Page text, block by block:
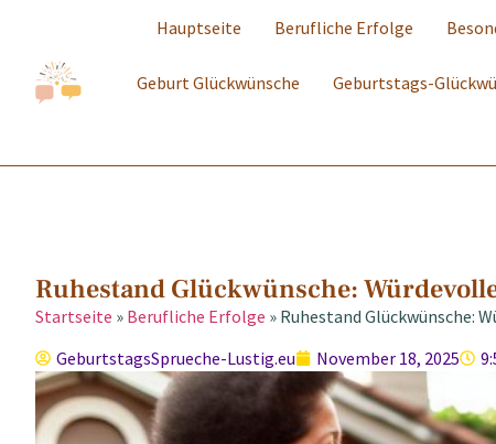
Hauptseite Berufliche Erfolge
Geburt Glückwünsche Geburtstags-
Ruhestand Glückwünsche:
Startseite » Berufliche Erfolge » Ruhestand Glückwünsche:
GeburtstagsSprueche-Lustig.eu
November 18, 2025